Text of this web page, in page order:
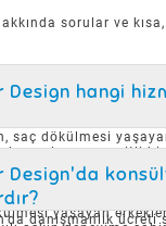
sorular ve
Design hangi
saç dökülmesi
uyarlanmış çeşitli
tipine ve yaşam
değiştirme sistemleri
ve gizli
yaşayan
Design'da
danışmanlık